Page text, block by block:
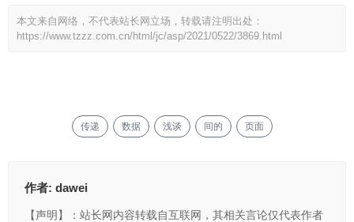
本文来自网络，不代表站长网立场，转载请注明出处：
https://www.tzzz.com.cn/html/jc/asp/2021/0522/3869.html
传递 数据 浅谈 间的 页面
作者: dawei
【声明】：站长网内容转载自互联网，其相关言论仅代表作者